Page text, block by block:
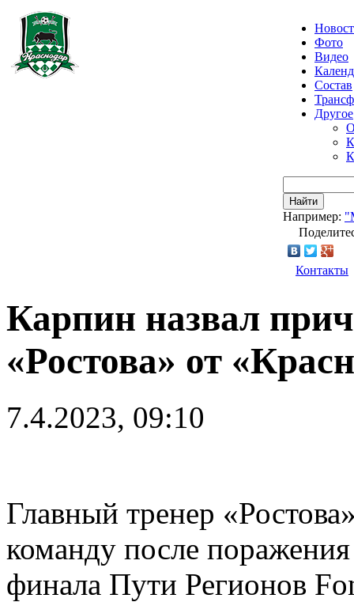
Фото
Видео
Состав
Другое
Найти
Например:
Контакты
Карпин назвал
«Ростова» от
7.4.2023, 09:10
Главный тренер
команду после
финала Пути Регионов